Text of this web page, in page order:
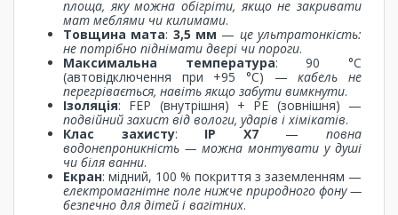
площа, яку можна обігріти, якщо не закривати
мат меблями чи килимами.
Товщина мата: 3,5 мм — це ультратонкість:
не потрібно піднімати двері чи пороги.
Максимальна температура: 90 °C
(автовідключення при +95 °C) —кабель не
перегрівається, навіть якщо забути вимкнути.
Ізоляція: FEP (внутрішня) + PE (зовнішня) —
подвійний захист від вологи, ударів і хімікатів.
Клас захисту: IP X7—повна
водонепроникність — можна монтувати у душі
чи біля ванни.
Екран: мідний, 100 % покриття з заземленням —
електромагнітне поле нижче природного фону —
безпечно для дітей і вагітних.